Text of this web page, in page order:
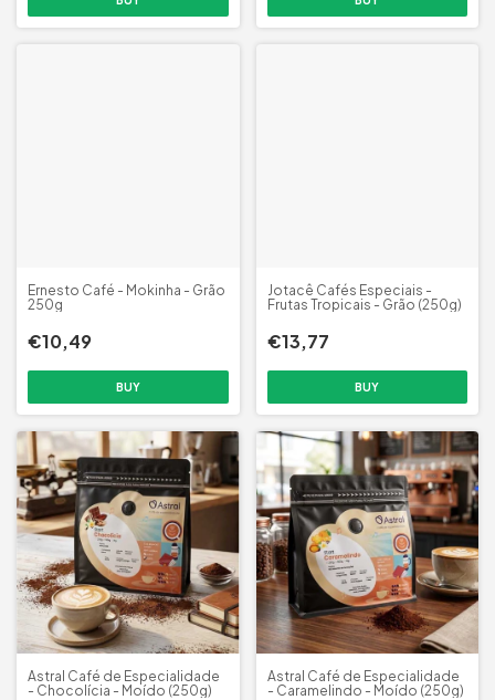
Ernesto Café - Mokinha - Grão
250g
€10,49
Jotacê Cafés Especiais -
Frutas Tropicais - Grão (250g)
€13,77
Astral Café de Especialidade
- Chocolícia - Moído (250g)
Astral Café de Especialidade
- Caramelindo - Moído (250g)